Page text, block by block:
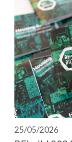
25/05/2026